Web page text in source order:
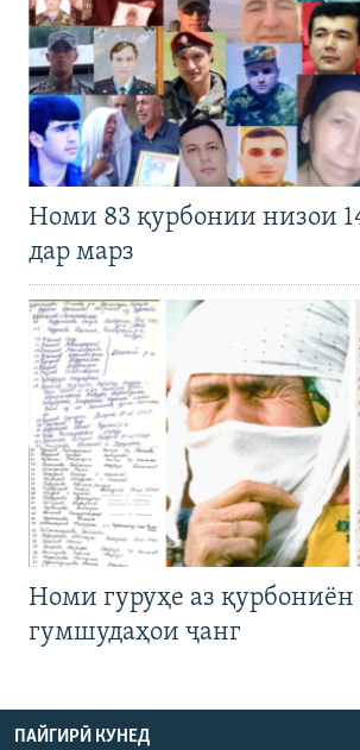
Номи 83 қурбонии низои
дар марз
Номи гуруҳе аз қурбониён
гумшудаҳои ҷанг
ПАЙГИРӢ КУНЕД